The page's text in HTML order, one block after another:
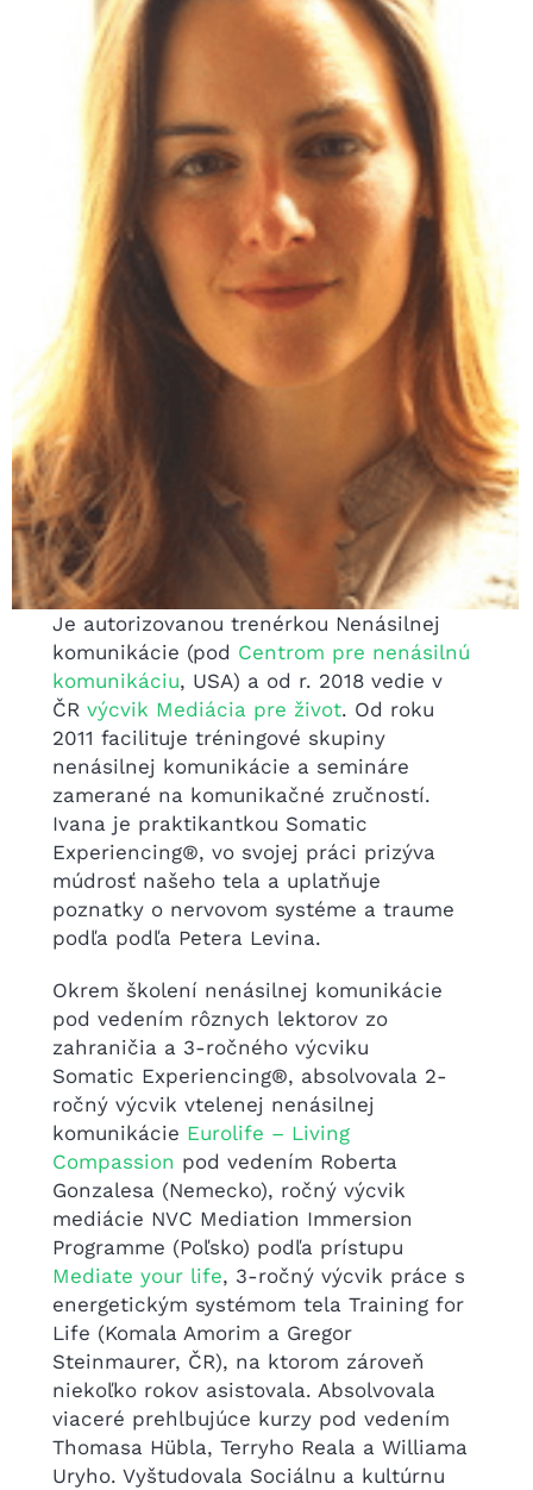
Je autorizovanou trenérkou Nenásilnej
komunikácie (pod Centrom pre nenásilnú
komunikáciu, USA) a od r. 2018 vedie v
ČRvýcvik Mediácia pre život. Od roku
2011 facilituje tréningové skupiny
nenásilnej komunikácie a semináre
zamerané na komunikačné zručností.
Ivana je praktikantkou Somatic
Experiencing®, vo svojej práci prizýva
múdrosť našeho tela a uplatňuje
poznatky o nervovom systéme a traume
podľa podľa Petera Levina.
Okrem školení nenásilnej komunikácie
pod vedením rôznych lektorov zo
zahraničia a 3-ročného výcviku
Somatic Experiencing®, absolvovala 2-
ročný výcvik vtelenej nenásilnej
komunikácie Eurolife – Living
Compassion pod vedením Roberta
Gonzalesa (Nemecko), ročný výcvik
mediácie NVC Mediation Immersion
Programme (Poľsko) podľa prístupu
Mediate your life, 3-ročný výcvik práce s
energetickým systémom tela Training for
Life (Komala Amorim a Gregor
Steinmaurer, ČR), na ktorom zároveň
niekoľko rokov asistovala. Absolvovala
viaceré prehlbujúce kurzy pod vedením
Thomasa Hübla, Terryho Reala a Williama
Uryho. Vyštudovala Sociálnu a kultúrnu